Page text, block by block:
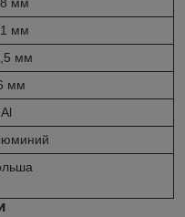
мм
мм
мм
мм